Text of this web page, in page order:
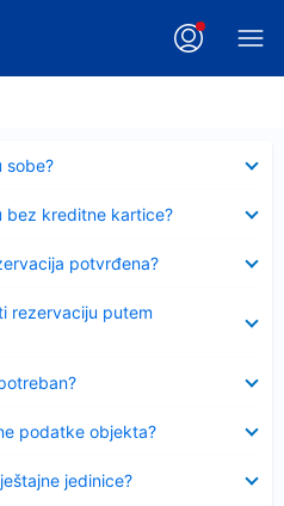
sobe?
bez kreditne kartice?
potvrđena?
rezervaciju putem
podatke objekta?
jedinice?